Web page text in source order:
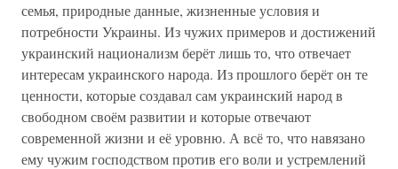
семья, природные данные, жизненные условия и
потребности Украины. Из чужих примеров и достижений
украинский национализм берёт лишь то, что отвечает
интересам украинского народа. Из прошлого берёт он те
ценности, которые создавал сам украинский народ в
свободном своём развитии и которые отвечают
современной жизни и её уровню. А всё то, что навязано
ему чужим господством против его воли и устремлений